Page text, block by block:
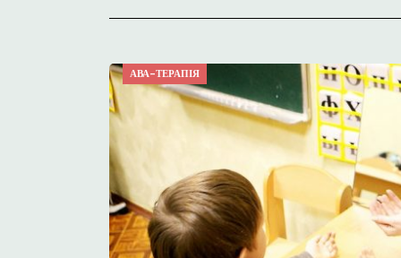
АВА-ТЕРАПІЯ